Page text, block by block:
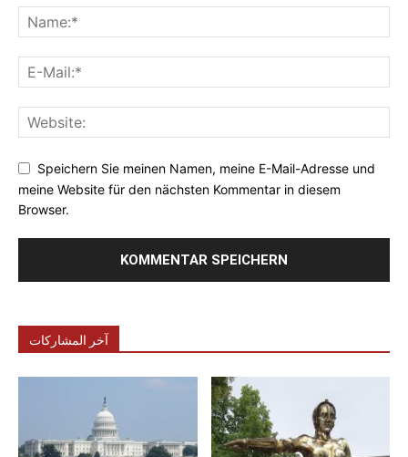
Speichern Sie meinen Namen, meine E-Mail-Adresse und
meine Website für den nächsten Kommentar in diesem
Browser.
آخر المشاركات